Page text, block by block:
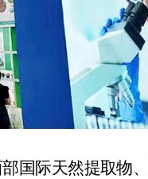
国际天然提取物